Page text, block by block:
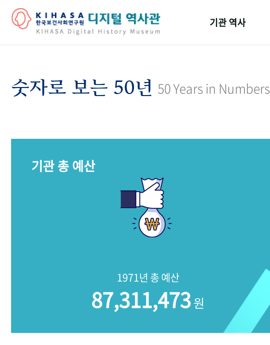
기관 역사
숫자로 보는 50년 50 Years in Numbers
기관 총 예산
1971년 총 예산
87,311,473원